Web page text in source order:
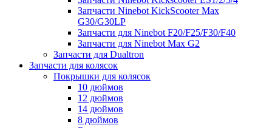
Запчасти Ninebot KickScooter Max
G30/G30LP
Запчасти для Ninebot F20/F25/F30/F40
Запчасти для Ninebot Max G2
Запчасти для Dualtron
Запчасти для колясок
Покрышки для колясок
10 дюймов
12 дюймов
14 дюймов
8 дюймов